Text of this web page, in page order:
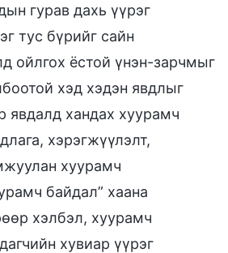
гурав дахь үүрэг
тус бүрийг сайн
ойлгох ёстой үнэн-зарчмыг
хэд хэдэн явдлыг
явдалд хандах хуурамч
хэрэгжүүлэлт,
хуурамч
байдал” хаана
хэлбэл, хуурамч
хувиар үүрэг